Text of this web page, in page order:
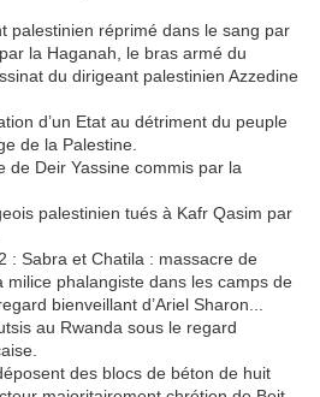
palestinien réprimé dans le sang par
la Haganah, le bras armé du
du dirigeant palestinien Azzedine
d’un Etat au détriment du peuple
de la Palestine.
de Deir Yassine commis par la
palestinien tués à Kafr Qasim par
: Sabra et Chatila : massacre de
milice phalangiste dans les camps de
bienveillant d’Ariel Sharon...
au Rwanda sous le regard
des blocs de béton de huit